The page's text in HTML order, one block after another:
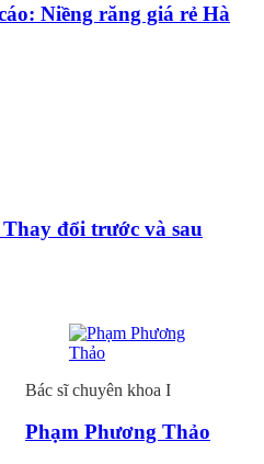
Niềng răng giá rẻ Hà
đổi trước và sau
Bác sĩ chuyên khoa I
Phạm Phương Thảo